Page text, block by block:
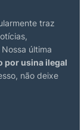
traz
última
por usina ilegal
não deixe